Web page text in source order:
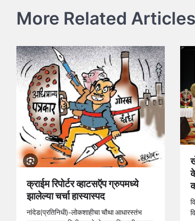
More Related Articles
क्राईम रिपोर्टर व्हाटसऍप ग्रुपमध्ये
झालेल्या चर्चा हास्यास्पद
नांदेड(प्रतिनिधी)-लोकशाहीचा चौथा आधारस्तंभ